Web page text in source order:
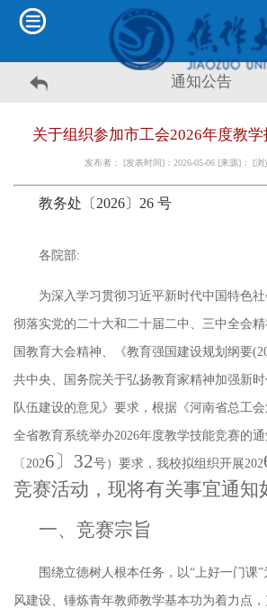
通知公告
关于组织参加市工会2026年度教
发布者： [发表时间]：2026-05-06 [来源]： [浏
教务处 〔 2026〕26 号
各院部:
为深入学习贯彻习近平新时代中国特色
彻落实党的二十大和二十届二中、三中全会
国教育大会精神、《教育强国建设规划纲要
共中央、国务院关于弘扬教育家精神加强新
队伍建设的意见》要求，根据《河南省总工会
全省教育系统举办2026年度教学技能竞赛的
〔2026〕 32号）要求，我校拟组织开展202
竞赛活动，现将有关事宜通知
一、竞赛宗旨
围绕立德树人根本任务，以“上好一门课
风建设、锤炼青年教师教学基本功为着力点